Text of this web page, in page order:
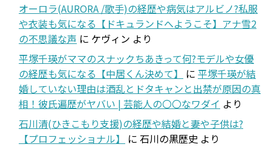
オーロラ(AURORA /歌手)の経歴や病気はアルビノ?私服
や衣装も気になる【ドキュランドへようこそ】アナ雪2
の不思議な声 に ケヴィン より
平塚千瑛がママのスナックちあきって何?モデルや女優
の経歴も気になる【中居くん決めて】
に 平塚千瑛が結
婚していない理由は酒乱とドタキャンと出禁が原因の真
相！彼氏遍歴がヤバい | 芸能人の〇〇なワダイ より
石川清(ひきこもり支援)の経歴や結婚と妻や子供は?
【プロフェッショナル】
に 石川の黒歴史 より